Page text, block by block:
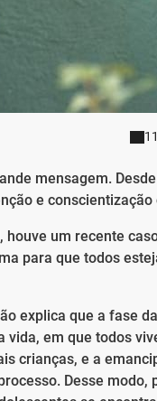
mensagem.
e
houve um recente
para que todos
explica que a fase
vida, em que todos
crianças, e a
Desse modo,